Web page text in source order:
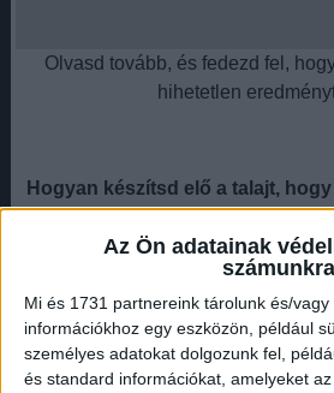
Az Ön adatainak
számunkra
Mi és 1731 partnereink tárolunk és/vagy
információkhoz egy eszközön, például
személyes adatokat dolgozunk fel,
és standard információkat, amelyeket
Olvasd tovább, és fedezd fel,
hihetetlen
Hogyan készítsd elő a talajt,
legyen a
Sidorov titka már ősszel
terítened a földre, majd
Hirdetés